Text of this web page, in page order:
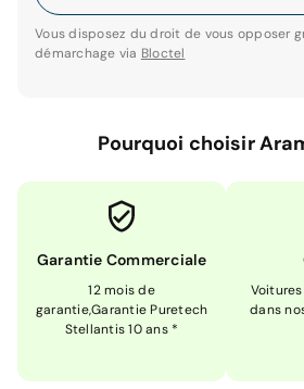
Vous disposez du droit de vous opposer
démarchage via Bloctel
Pourquoi choisir
Garantie Commerciale
12 mois de
garantie,Garantie Puretech
Stellantis 10 ans *
dans